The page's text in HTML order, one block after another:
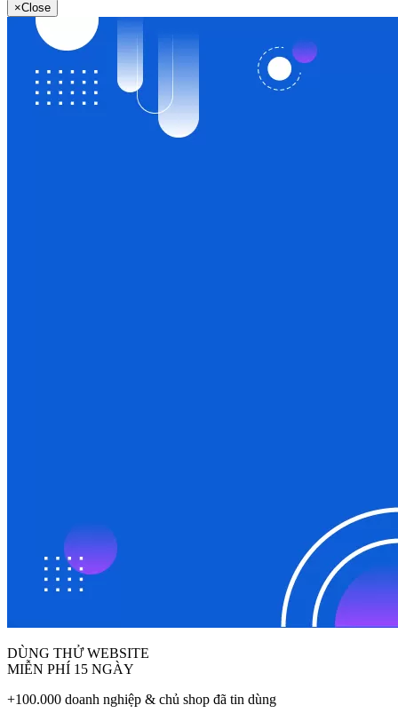
×Close
DÙNG THỬ WEBSITE
MIỄN PHÍ 15 NGÀY
+100.000 doanh nghiệp & chủ shop đã tin dùng